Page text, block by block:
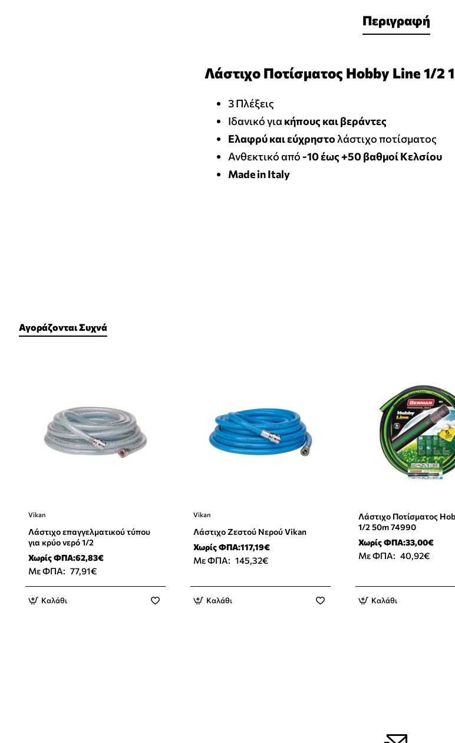
Περιγραφή
Λάστιχο Ποτίσματος Hobby Line 1/2
3 Πλέξεις
Ιδανικό για κήπους και βεράντες
Ελαφρύ και εύχρηστολάστιχο ποτίσματος
Ανθεκτικό από -10 έως +50 βαθμοί Κελσίου
Made in Italy
Αγοράζονται Συχνά
Vikan
Λάστιχο επαγγελματικού τύπου
για κρύο νερό 1/2
Χωρίς ΦΠΑ:62,83€
Με ΦΠΑ: 77,91€
Καλάθι
Vikan
Λάστιχο Ζεστού Νερού Vikan
Χωρίς ΦΠΑ:117,19€
Με ΦΠΑ: 145,32€
Καλάθι
Λάστιχο Ποτίσματος
1/2 50m 74990
Χωρίς ΦΠΑ:33,00€
Με ΦΠΑ: 40,92€
Καλάθι